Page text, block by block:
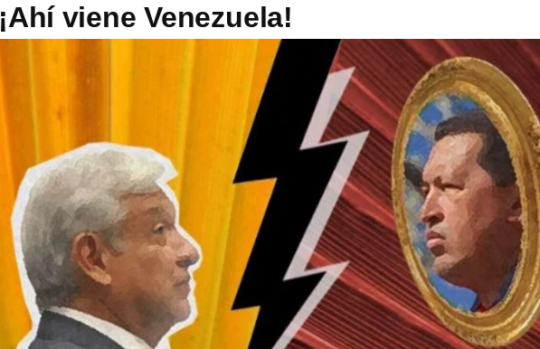
¡Ahí viene Venezuela!